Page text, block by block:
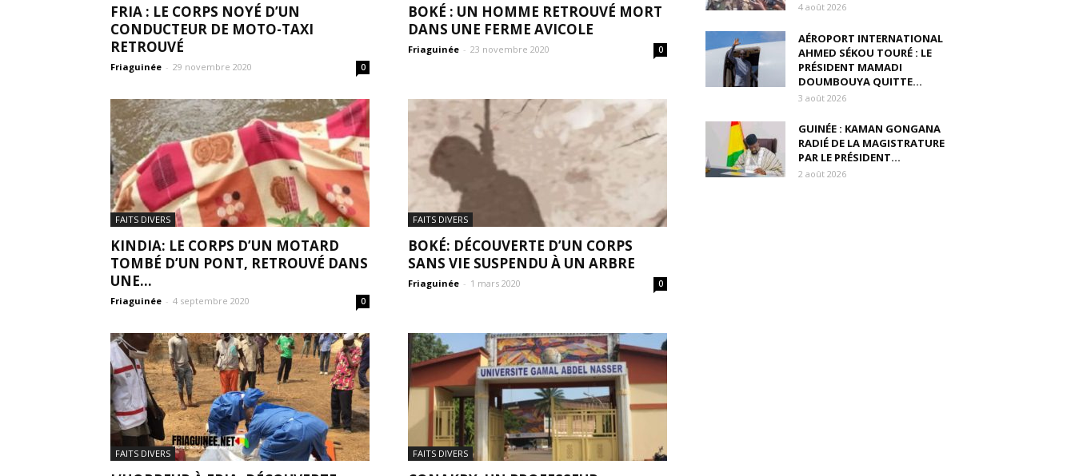
FRIA : LE CORPS NOYÉ D’UN
CONDUCTEUR DE MOTO-TAXI
RETROUVÉ
Friaguinée - 29 novembre 2020 0
BOKÉ : UN HOMME RETROUVÉ MORT
DANS UNE FERME AVICOLE
Friaguinée - 23 novembre 2020 0
FAITS DIVERS
KINDIA: LE CORPS D’UN MOTARD
TOMBÉ D’UN PONT, RETROUVÉ DANS
UNE...
Friaguinée - 4 septembre 2020 0
FAITS DIVERS
BOKÉ: DÉCOUVERTE D’UN CORPS
SANS VIE SUSPENDU À UN ARBRE
Friaguinée - 1 mars 2020 0
FAITS DIVERS FAITS DIVERS
4 août 2026
AÉROPORT INTERNATIONAL
AHMED SÉKOU TOURÉ : LE
PRÉSIDENT MAMADI
DOUMBOUYA QUITTE...
3 août 2026
GUINÉE : KAMAN GONGANA
RADIÉ DE LA MAGISTRATURE
PAR LE PRÉSIDENT...
2 août 2026